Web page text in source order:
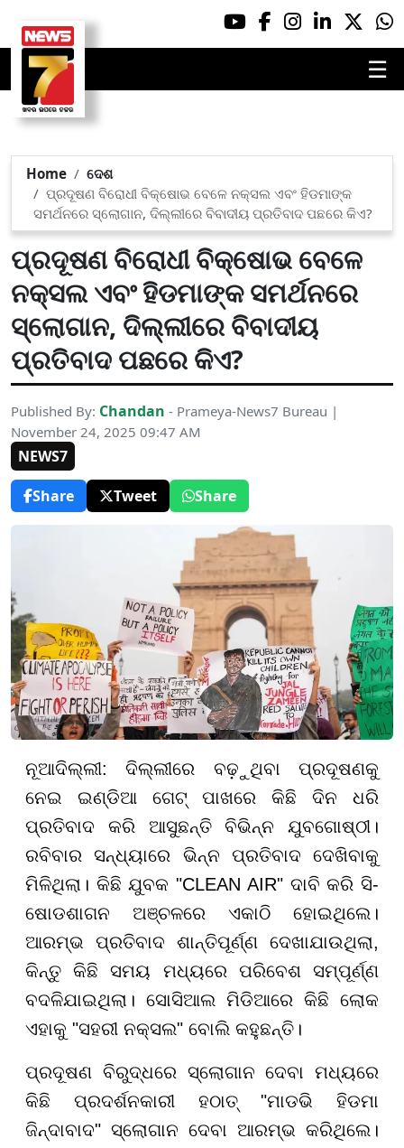
☰
Home
ଦେଶ
ପ୍ରଦୂଷଣ ବିରୋଧୀ ବିକ୍ଷୋଭ ବେଳେ ନକ୍ସଲ ଏବଂ ହିଡମାଙ୍କ
ସମର୍ଥନରେ ସ୍ଲୋଗାନ, ଦିଲ୍ଲୀରେ ବିବାଦୀୟ ପ୍ରତିବାଦ ପଛରେ କିଏ?
ପ୍ରଦୂଷଣ ବିରୋଧୀ ବିକ୍ଷୋଭ ବେଳେ
ନକ୍ସଲ ଏବଂ ହିଡମାଙ୍କ ସମର୍ଥନରେ
ସ୍ଲୋଗାନ, ଦିଲ୍ଲୀରେ ବିବାଦୀୟ
ପ୍ରତିବାଦ ପଛରେ କିଏ?
Published By: Chandan - Prameya-News7 Bureau |
November 24, 2025 09:47 AM
NEWS7
Share
Tweet Share
ନୂଆଦିଲ୍ଲୀ: ଦିଲ୍ଲୀରେ ବଢ଼ୁଥିବା ପ୍ରଦୂଷଣକୁ
ନେଇ ଇଣ୍ଡିଆ ଗେଟ୍ ପାଖରେ କିଛି ଦିନ ଧରି
ପ୍ରତିବାଦ କରି ଆସୁଛନ୍ତି ବିଭିନ୍ନ ଯୁବଗୋଷ୍ଠୀ।
ରବିବାର ସନ୍ଧ୍ୟାରେ ଭିନ୍ନ ପ୍ରତିବାଦ ଦେଖିବାକୁ
ମିଳିଥିଲା। କିଛି ଯୁବକ "CLEAN AIR" ଦାବି କରି ସି-
ଷୋଡଶାଗନ ଅଞ୍ଚଳରେ ଏକାଠି ହୋଇଥିଲେ।
ଆରମ୍ଭ ପ୍ରତିବାଦ ଶାନ୍ତିପୂର୍ଣ୍ଣ ଦେଖାଯାଉଥିଲା,
କିନ୍ତୁ କିଛି ସମୟ ମଧ୍ୟରେ ପରିବେଶ ସମ୍ପୂର୍ଣ୍ଣ
ବଦଳିଯାଇଥିଲା। ସୋସିଆଲ ମିଡିଆରେ କିଛି ଲୋକ
ଏହାକୁ "ସହରୀ ନକ୍ସଲ" ବୋଲି କହୁଛନ୍ତି।
ପ୍ରଦୂଷଣ ବିରୁଦ୍ଧରେ ସ୍ଲୋଗାନ ଦେବା ମଧ୍ୟରେ
କିଛି ପ୍ରଦର୍ଶନକାରୀ ହଠାତ୍ "ମାଡଭି ହିଡମା
ଜିନ୍ଦାବାଦ" ସ୍ଲୋଗାନ ଦେବା ଆରମ୍ଭ କରିଥିଲେ।